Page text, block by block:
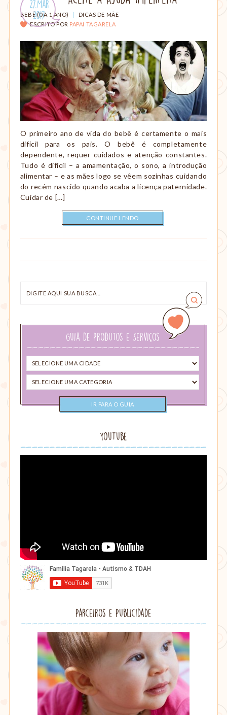
amamentação,
Montessori,
viagem
Publicado
em:
27.Mar
.
2017
CATEGORIAS:
BEBÊ (0 A 1 ANO)
DICAS DE MÃE
ESCRITO POR PAPAI TAGARELA
O primeiro ano de vida do bebê é certamente o mais
difícil para os pais. O bebê é completamente
dependente, requer cuidados e atenção constantes.
Tudo é difícil – a amamentação, o sono, a introdução
alimentar – e as mães logo se vêem sozinhas cuidando
do recém nascido quando acaba a licença paternidade.
Cuidar de […]
CONTINUE LENDO
aqui
Guia de Produtos e Serviços
Selecione
uma
cidade
Selecione
uma
YouTube
Parceiros e Publicidade
Lithu
âmbar